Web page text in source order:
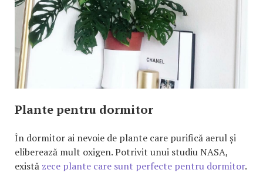
Plante pentru dormitor
În dormitor ai nevoie de plante care purifică aerul și
eliberează mult oxigen. Potrivit unui studiu NASA,
există zece plante care sunt perfecte pentru dormitor.